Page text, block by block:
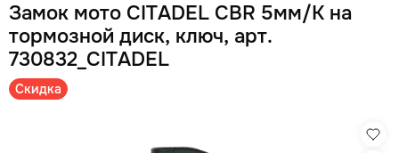
Замок мото CITADEL CBR 5мм/K на
тормозной диск, ключ, арт.
730832_CITADEL
Скидка